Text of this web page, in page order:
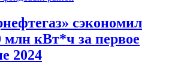
сэкономил
млн кВт*ч за первое
2024